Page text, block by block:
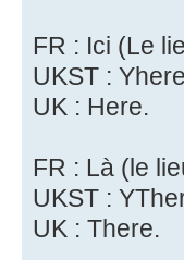
FR : Ici (Le
UKST :
UK : Here.
FR : Là (le
UKST :
UK : There.